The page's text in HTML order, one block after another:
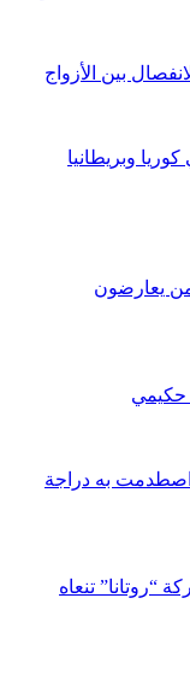
بين الأزواج
وبريطانيا
يعارضون
حكيمي
اصطدمت به دراجة
“روتانا” تنعاه